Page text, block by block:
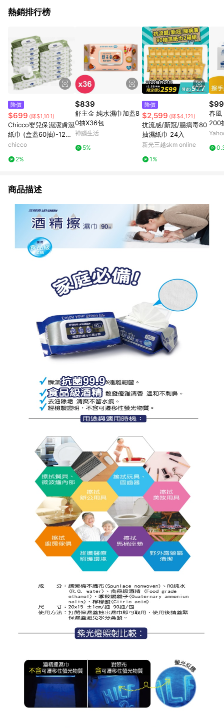
熱銷排行榜
降價
$699 (降$1,101)
Chicco嬰兒保濕潔膚濕
紙巾 (盒蓋60抽)-12入
(箱購)
chicco
2%
$839
舒主金 純水濕巾加蓋8
0抽X36包
神腦生活
5%
降價
$2,599 (降$4,121)
抗流感/新冠/腸病毒80
抽濕紙巾 24入
新光三越skm online
1%
春風
200
商品描述